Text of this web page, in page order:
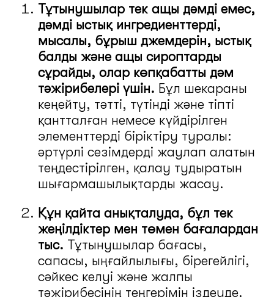
Тұтынушылар тек ащы дәмді емес,
дәмді ыстық ингредиенттерді,
мысалы, бұрыш джемдерін, ыстық
балды және ащы сироптарды
сұрайды, олар көпқабатты дәм
тәжірибелері үшін. Бұл шекараны
кеңейту, тәтті, түтінді және тіпті
қантталған немесе күйдірілген
элементтерді біріктіру туралы:
әртүрлі сезімдерді жаулап алатын
теңдестірілген, қалау тудыратын
шығармашылықтарды жасау.
Құн қайта анықталуда, бұл тек
жеңілдіктер мен төмен бағалардан
тыс. Тұтынушылар бағасы,
сапасы, ыңғайлылығы, бірегейлігі,
сәйкес келуі және жалпы
тәжірибесінің теңгерімін іздеуде.